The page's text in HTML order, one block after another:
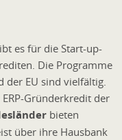
es für die Start-up-
Die Programme
der EU sind vielfältig.
Gründerkredit der
bieten
über ihre Hausbank